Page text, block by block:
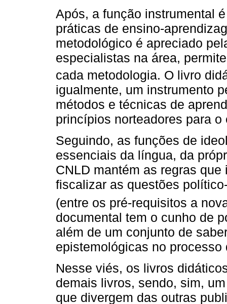
Após, a função instrumental
práticas de ensino-
metodológico é apreciado
especialistas na área,
cada metodologia. O livro
igualmente, um instrumento
métodos e técnicas de
princípios norteadores para o
Seguindo, as funções de
essenciais da língua, da
CNLD mantém as regras
fiscalizar as questões
(entre os pré-requisitos a
documental tem o cunho de
além de um conjunto de
epistemológicas no
Nesse viés, os livros
demais livros, sendo, sim,
que divergem das outras